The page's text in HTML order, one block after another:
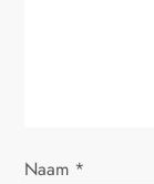
Naam *